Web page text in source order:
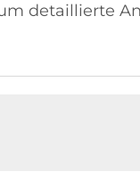
detaillierte